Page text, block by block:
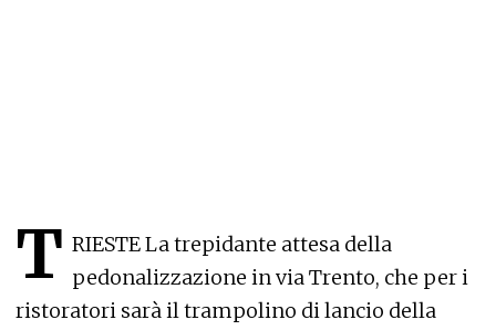
T RIESTE La trepidante attesa della
pedonalizzazione in via Trento, che per i
ristoratori sarà il trampolino di lancio della